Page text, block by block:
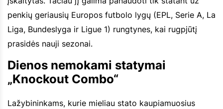
penkių geriausių Europos futbolo lygų (EPL, Serie A, La
Liga, Bundeslyga ir Ligue 1) rungtynes, kai rugpjūtį
prasidės nauji sezonai.
Dienos nemokami statymai
„Knockout Combo“
Lažybininkams, kurie mieliau stato kaupiamuosius